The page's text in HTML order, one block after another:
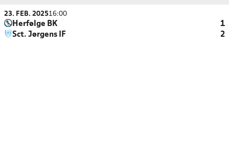
23. FEB. 202516:00
Herfølge BK
1
Sct. Jørgens IF
2